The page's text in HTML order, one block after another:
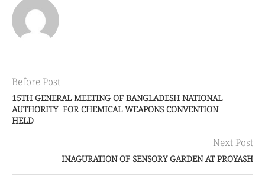
Before Post
15TH GENERAL MEETING OF BANGLADESH NATIONAL
AUTHORITY FOR CHEMICAL WEAPONS CONVENTION
HELD
Next Post
INAGURATION OF SENSORY GARDEN AT PROYASH